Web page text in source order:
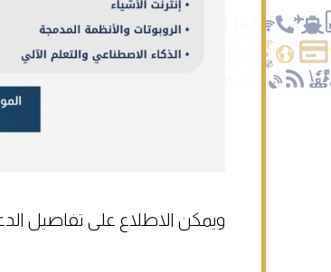
ويمكن الاطلاع على تفاصيل